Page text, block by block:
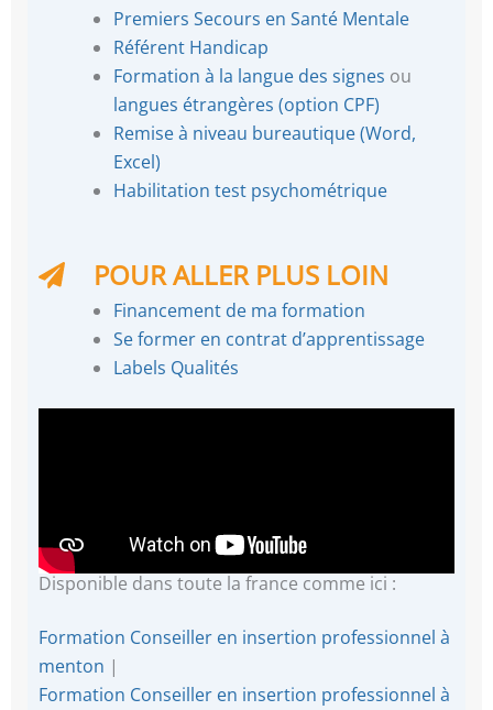
Premiers Secours en Santé Mentale
Référent Handicap
Formation à la langue des signes ou
langues étrangères (option CPF)
Remise à niveau bureautique (Word,
Excel)
Habilitation test psychométrique
POUR ALLER PLUS LOIN
Financement de ma formation
Se former en contrat d’apprentissage
Labels Qualités
Disponible dans toute la france comme ici :
Formation Conseiller en insertion professionnel à
menton |
Formation Conseiller en insertion professionnel à